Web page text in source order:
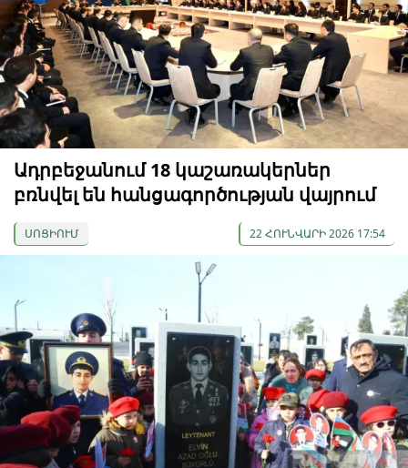
Ադրբեջանում 18 կաշառակերներ
բռնվել են հանցագործության վայրում
ՍՈՑԻՈՒՄ 22 ՀՈՒՆՎԱՐԻ 2026 17:54